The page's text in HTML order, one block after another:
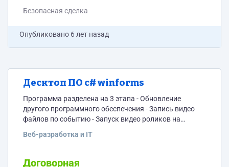
Безопасная сделка
Опубликовано 6 лет назад
Десктоп ПО c# winforms
Программа разделена на 3 этапа - Обновление
другого программного обеспечения - Запись видео
файлов по событию - Запуск видео роликов на
открывает порт (Serial port) 3. Слушает порт, если
скачивает файлы по API (сохраняет в свою
Веб-разработка и IT
Договорная